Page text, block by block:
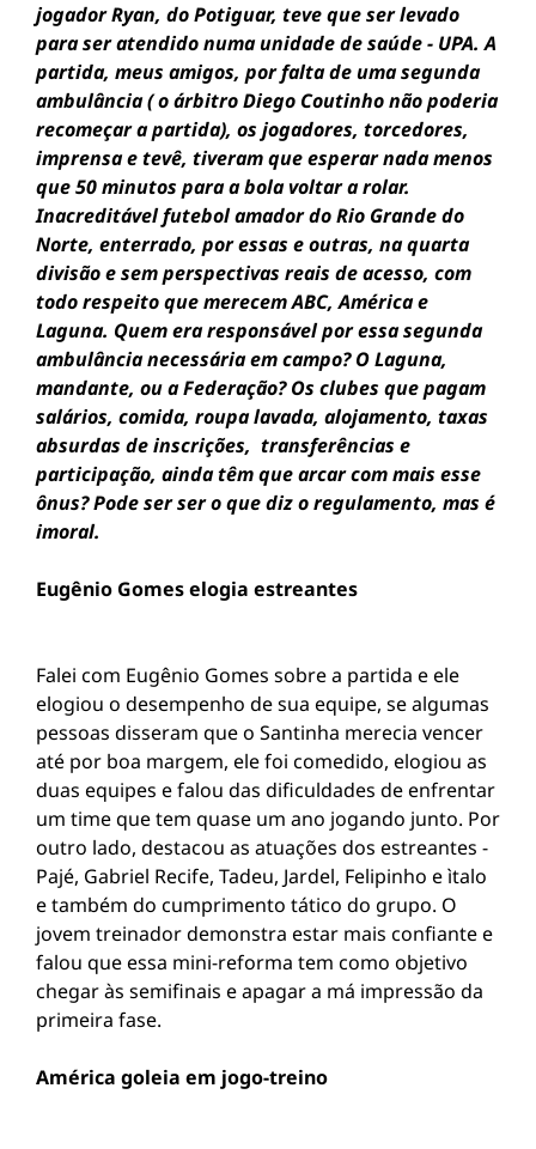
jogador Ryan, do Potiguar, teve que ser levado
para ser atendido numa unidade de saúde - UPA. A
partida, meus amigos, por falta de uma segunda
ambulância ( o árbitro Diego Coutinho não poderia
recomeçar a partida), os jogadores, torcedores,
imprensa e tevê, tiveram que esperar nada menos
que 50 minutos para a bola voltar a rolar.
Inacreditável futebol amador do Rio Grande do
Norte, enterrado, por essas e outras, na quarta
divisão e sem perspectivas reais de acesso, com
todo respeito que merecem ABC, América e
Laguna. Quem era responsável por essa segunda
ambulância necessária em campo? O Laguna,
mandante, ou a Federação? Os clubes que pagam
salários, comida, roupa lavada, alojamento, taxas
absurdas de inscrições, transferências e
participação, ainda têm que arcar com mais esse
ônus? Pode ser ser o que diz o regulamento, mas é
imoral.
Eugênio Gomes elogia estreantes
Falei com Eugênio Gomes sobre a partida e ele
elogiou o desempenho de sua equipe, se algumas
pessoas disseram que o Santinha merecia vencer
até por boa margem, ele foi comedido, elogiou as
duas equipes e falou das dificuldades de enfrentar
um time que tem quase um ano jogando junto. Por
outro lado, destacou as atuações dos estreantes -
Pajé, Gabriel Recife, Tadeu, Jardel, Felipinho e ìtalo
e também do cumprimento tático do grupo. O
jovem treinador demonstra estar mais confiante e
falou que essa mini-reforma tem como objetivo
chegar às semifinais e apagar a má impressão da
primeira fase.
América goleia em jogo-treino